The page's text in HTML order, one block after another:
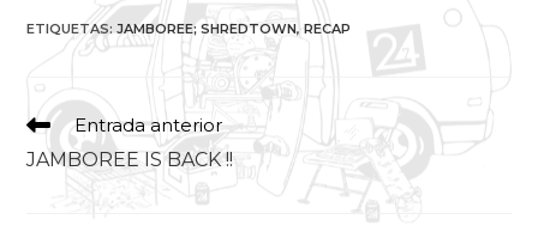
ETIQUETAS:JAMBOREE; SHREDTOWN, RECAP
Entrada anterior
JAMBOREE IS BACK !!